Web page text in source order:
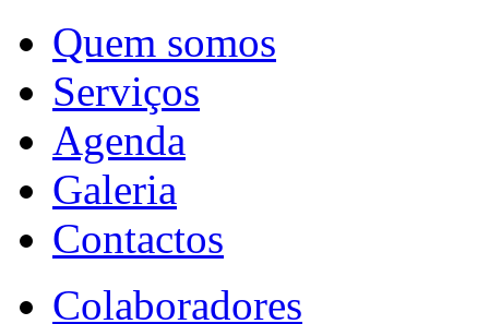
Quem somos
Serviços
Agenda
Galeria
Contactos
Colaboradores